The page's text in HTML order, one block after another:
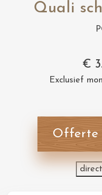
Quali
€
Exclusief
Offerte